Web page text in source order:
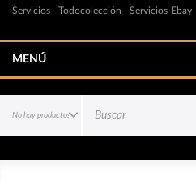
Servicios - Todocolección
Servicios-Ebay
MENÚ